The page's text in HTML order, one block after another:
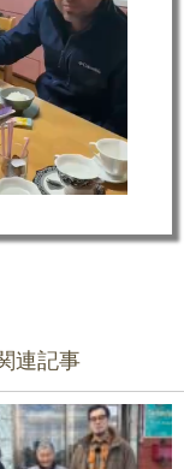
連記事